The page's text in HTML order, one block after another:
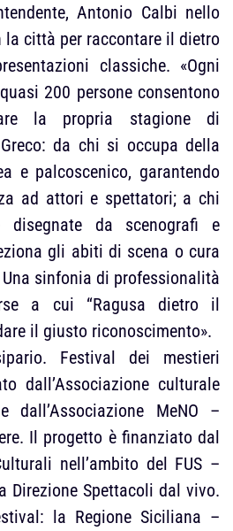
Antonio Calbi nello
la città per raccontare il dietro
classiche. «Ogni
200 persone consentono
la propria stagione di
da chi si occupa della
e palcoscenico, garantendo
ad attori e spettatori; a chi
disegnate da scenografi e
gli abiti di scena o cura
sinfonia di professionalità
a cui “Ragusa dietro il
il giusto riconoscimento».
Festival dei mestieri
dall’Associazione culturale
dall’Associazione MeNO –
Il progetto è finanziato dal
nell’ambito del FUS –
Direzione Spettacoli dal vivo.
la Regione Siciliana –